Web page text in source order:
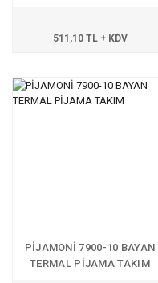
511,10 TL + KDV
PİJAMONİ 7900-10 BAYAN
TERMAL PİJAMA TAKIM